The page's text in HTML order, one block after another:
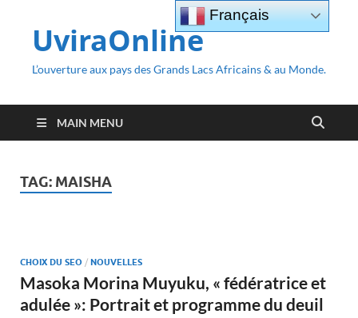
UviraOnline
L’ouverture aux pays des Grands Lacs Africains & au Monde.
MAIN MENU
TAG: MAISHA
CHOIX DU SEO / NOUVELLES
Masoka Morina Muyuku, « fédératrice et
adulée »: Portrait et programme du deuil
Français